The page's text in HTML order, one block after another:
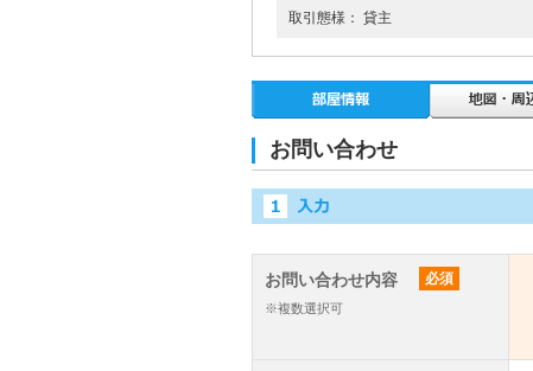
取引態様： 貸主
お問い合わせ
お問い合わせ内容 必須
※複数選択可